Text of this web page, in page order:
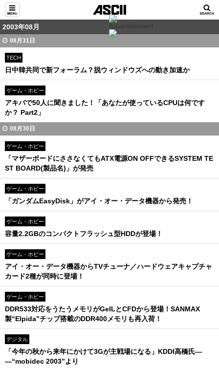
2003年08月
08月31日
TECH
日中韓共同で新フォーラム？脱ウィンドウズへの動き加速か
ゲーム・ホビー
アキバで50人に聞きました！「あなたが使っているCPUは何です
か？ Part2」
08月30日
ゲーム・ホビー
「マザーボードにささなくてもATX電源ON OFFできるSYSTEM TE
ST BOARD(製品名)」が発売
ゲーム・ホビー
「ガンダムEasyDisk」がアイ・オー・データ機器から発売！
ゲーム・ホビー
容量2.2GBのコンパクトフラッシュ型HDDが登場！
ゲーム・ホビー
アイ・オー・データ機器からTVチューナ／ハードウェアキャプチャ
カード2種が同時に登場！
ゲーム・ホビー
DDR533対応をうたうメモリがGeILとCFDから登場！SANMAX
製“Elpida”チップ搭載のDDR400メモリも再入荷！
デジタル
「今年の秋から来年にかけて3Gが主戦場になる」KDDI高橋氏―
―“mobidec 2003”より